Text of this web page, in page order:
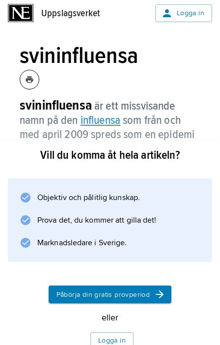
Uppslagsverket Logga in
svininfluensa
svininfluensa är ett missvisande
namn på den influensa som från och
med april 2009 spreds som en epidemi
hos människa.
att den blev till en
.
Vill du komma åt hela artikeln?
Objektiv och pålitlig kunskap.
Prova det, du kommer att gilla det!
Marknadsledare i Sverige.
Påbörja din gratis provperiod
eller
Logga in